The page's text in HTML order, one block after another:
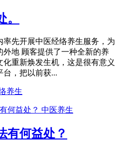
先开展中医经络养生服务，为
外地 顾客提供了一种全新的养
重新焕发生机，这是很有意义
台，把以前获...
养生
中医养生
有何益处？